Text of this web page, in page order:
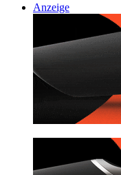
Anzeige